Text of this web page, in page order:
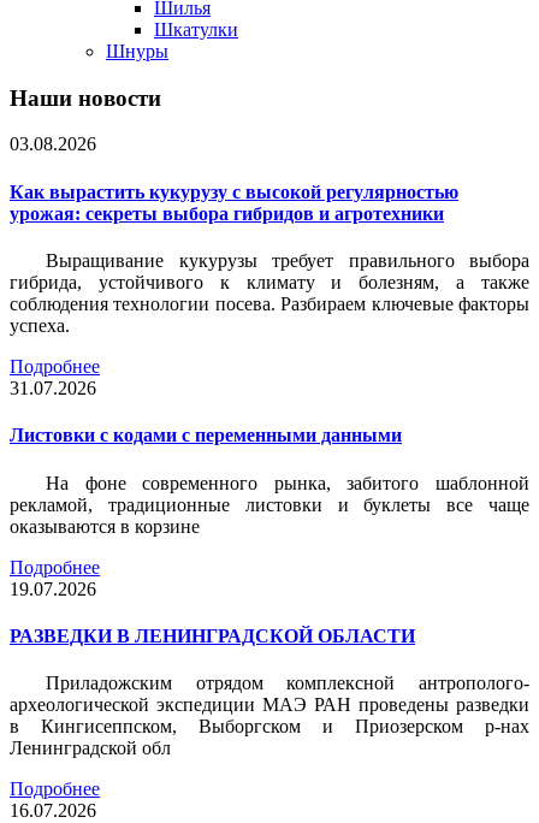
Шилья
Шкатулки
Шнуры
Наши новости
03.08.2026
Как вырастить кукурузу с высокой регулярностью
урожая: секреты выбора гибридов и агротехники
Выращивание кукурузы требует правильного выбора
гибрида, устойчивого к климату и болезням, а также
соблюдения технологии посева. Разбираем ключевые факторы
успеха.
Подробнее
31.07.2026
Листовки c кодами с переменными данными
На фоне современного рынка, забитого шаблонной
рекламой, традиционные листовки и буклеты все чаще
оказываются в корзине
Подробнее
19.07.2026
РАЗВЕДКИ В ЛЕНИНГРАДСКОЙ ОБЛАСТИ
Приладожским отрядом комплексной антрополого-
археологической экспедиции МАЭ РАН проведены разведки
в Кингисеппском, Выборгском и Приозерском р-нах
Ленинградской обл
Подробнее
16.07.2026